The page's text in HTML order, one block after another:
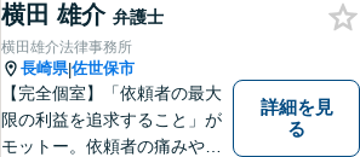
横田 雄介 弁護士
横田雄介法律事務所
長崎県|佐世保市
【完全個室】「依頼者の最大
限の利益を追求すること」が
モットー。依頼者の痛みや苦
詳細を見
る